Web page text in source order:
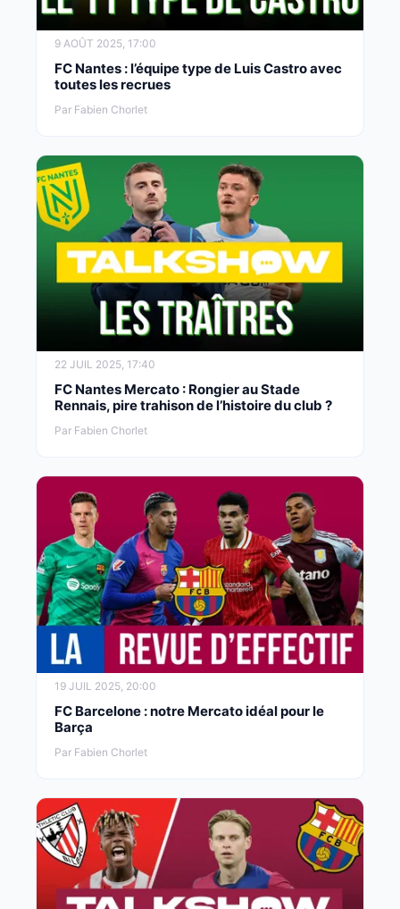
9 AOÛT 2025, 17:00
FC Nantes : l’équipe type de Luis Castro avec
toutes les recrues
Par Fabien Chorlet
22 JUIL 2025, 17:40
FC Nantes Mercato : Rongier au Stade
Rennais, pire trahison de l’histoire du club ?
Par Fabien Chorlet
19 JUIL 2025, 20:00
FC Barcelone : notre Mercato idéal pour le
Barça
Par Fabien Chorlet